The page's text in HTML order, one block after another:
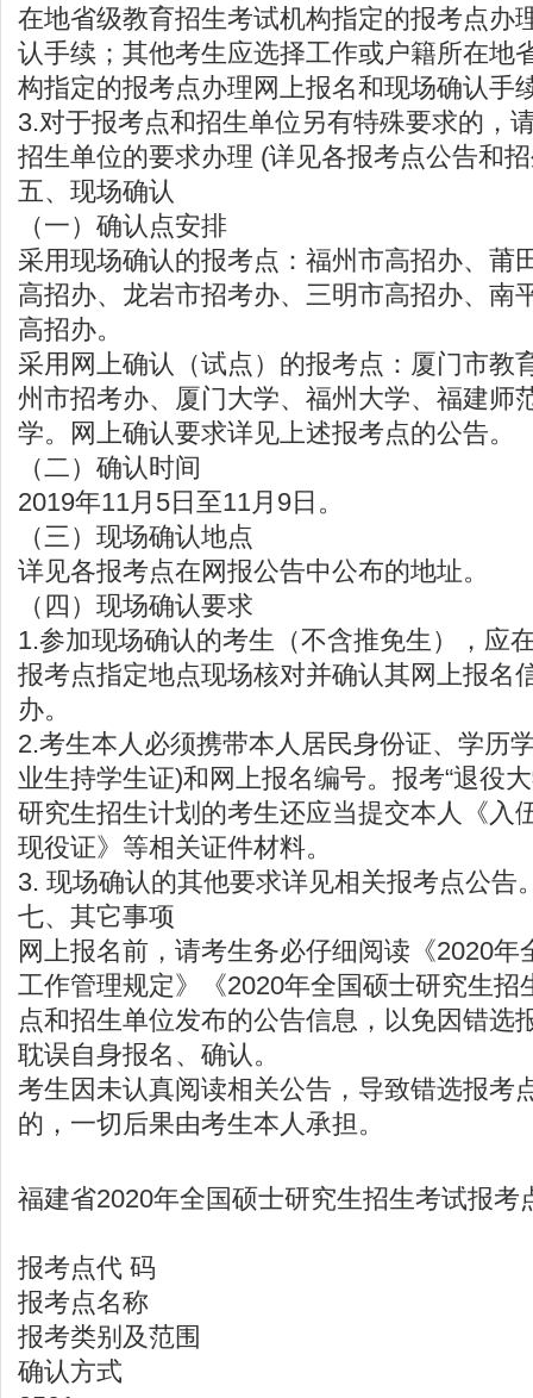
在地省级教育招生考试机构指定的报考点办
认手续；其他考生应选择工作或户籍所在地
构指定的报考点办理网上报名和现场确认手
3.对于报考点和招生单位另有特殊要求的，
招生单位的要求办理 (详见各报考点公告和
五、现场确认
（一）确认点安排
采用现场确认的报考点：福州市高招办、莆
高招办、龙岩市招考办、三明市高招办、南
高招办。
采用网上确认（试点）的报考点：厦门市教
州市招考办、厦门大学、福州大学、福建师
学。网上确认要求详见上述报考点的公告。
（二）确认时间
2019年11月5日至11月9日。
（三）现场确认地点
详见各报考点在网报公告中公布的地址。
（四）现场确认要求
1.参加现场确认的考生（不含推免生），应
报考点指定地点现场核对并确认其网上报名
办。
2.考生本人必须携带本人居民身份证、学历
业生持学生证)和网上报名编号。报考“退役
研究生招生计划的考生还应当提交本人《入
现役证》等相关证件材料。
3. 现场确认的其他要求详见相关报考点公告
七、其它事项
网上报名前，请考生务必仔细阅读《2020年
工作管理规定》《2020年全国硕士研究生招
点和招生单位发布的公告信息，以免因错选
耽误自身报名、确认。
考生因未认真阅读相关公告，导致错选报考
的，一切后果由考生本人承担。
福建省2020年全国硕士研究生招生考试报考
报考点代 码
报考点名称
报考类别及范围
确认方式